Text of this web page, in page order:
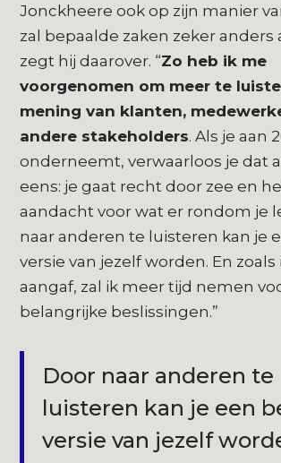
Jonckheere ook op zijn manier
zal bepaalde zaken zeker anders
zegt hij daarover. “Zo heb ik me
voorgenomen om meer te
mening van klanten,
andere stakeholders. Als je aan
onderneemt, verwaarloos je dat
eens: je gaat recht door zee en
aandacht voor wat er rondom je
naar anderen te luisteren kan je
versie van jezelf worden. En
aangaf, zal ik meer tijd nemen
belangrijke beslissingen.”
Door naar anderen te
luisteren kan je een
versie van jezelf